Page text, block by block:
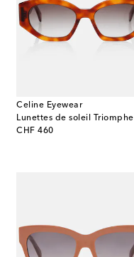
Celine Eyewear
Lunettes de soleil Triomphe
CHF 460
original price